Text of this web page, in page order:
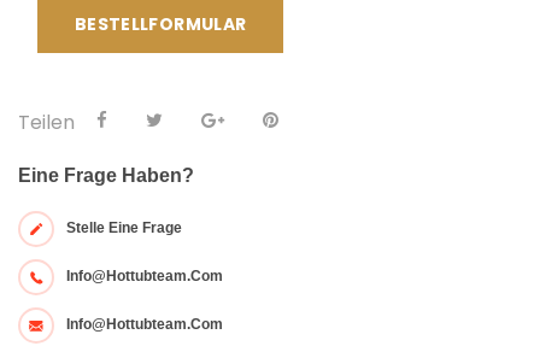
BESTELLFORMULAR
Teilen
Eine Frage Haben?
Stelle Eine Frage
Info@hottubteam.com
Info@hottubteam.com